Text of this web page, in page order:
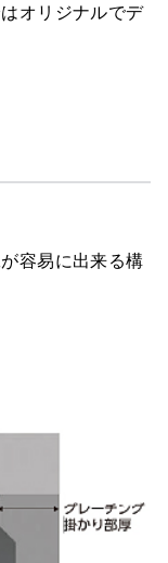
オリジナルでデ
容易に出来る構